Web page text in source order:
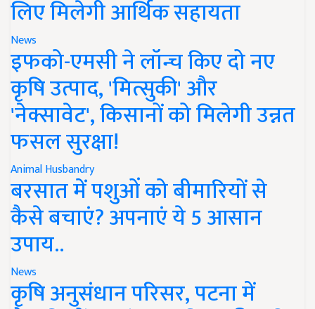
लिए मिलेगी आर्थिक सहायता
News
इफको-एमसी ने लॉन्च किए दो नए
कृषि उत्पाद, 'मित्सुकी' और
'नेक्सावेट', किसानों को मिलेगी उन्नत
फसल सुरक्षा!
Animal Husbandry
बरसात में पशुओं को बीमारियों से
कैसे बचाएं? अपनाएं ये 5 आसान
उपाय..
News
कृषि अनुसंधान परिसर, पटना में